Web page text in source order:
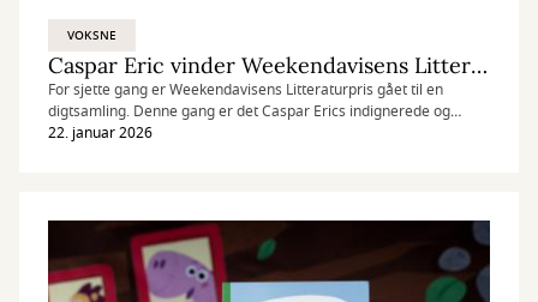
VOKSNE
Caspar Eric vinder Weekendavisens Litteraturpris 2025
For sjette gang er Weekendavisens Litteraturpris gået til en
digtsamling. Denne gang er det Caspar Erics indignerede og
håbefulde handicapdigte i samlingen "Crip", der hædres, og han
22. januar 2026